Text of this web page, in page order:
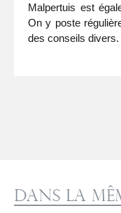
Malpertuis est
On y poste
des conseils
Dans la